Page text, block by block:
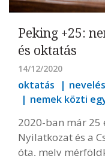
Peking +25:
és oktatás
14/12/2020
oktatás
nemek közti
2020-ban már 25
Nyilatkozat és a
óta, mely